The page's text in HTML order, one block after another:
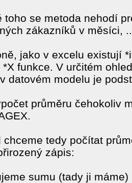
toho se metoda nehodí
zákazníků v měsíci,
jako v excelu existují
*X funkce. V určitém
datovém modelu je
průměru čehokoliv
chceme tedy počítat
zápis:
sumu (tady ji máme)